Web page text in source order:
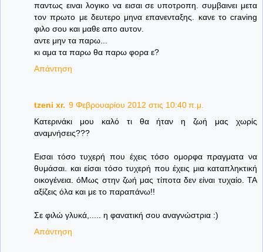
παντως ειναι λογικο να εισαι σε υποτροπη. συμβαινει μετα
τον πρωτο με δευτερο μηνα επανενταξης. κανε το craving
φιλο σου και μαθε απο αυτον.
αντε μην τα παρω...
κι αμα τα παρω θα παρω φορα ε?
Απάντηση
tzeni xr. 9 Φεβρουαρίου 2012 στις 10:40 π.μ.
Κατερινάκι μου καλό τι θα ήταν η ζωή μας χωρίς
αναμνήσεις???
Εισαι τόσο τυχερή που έχεις τόσο ομορφα πραγματα να
θυμάσαι. και είσαι τόσο τυχερή που έχεις μια καταπληκτική
οικογένεια. όΜως στην ζωή μας τίποτα δεν είναι τυχαίο. ΤΑ
αξίζεις όλα και με το παραπάνω!!
Σε φιλώ γλυκά,..... η φανατική σου αναγνώστρια :)
Απάντηση